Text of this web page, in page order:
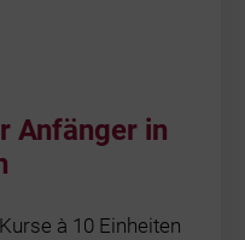
Anfänger in
à 10 Einheiten